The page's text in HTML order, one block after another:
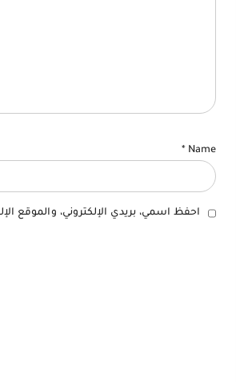
Name
*
احفظ اسمي، بريدي الإلكتروني، والموقع